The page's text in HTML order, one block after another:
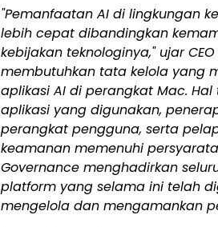
"Pemanfaatan AI di lingkungan
lebih cepat dibandingkan
kebijakan teknologinya," ujar
membutuhkan tata kelola yang
aplikasi AI di perangkat Mac.
aplikasi yang digunakan,
perangkat pengguna, serta
keamanan memenuhi
Governance menghadirkan
platform yang selama ini telah
mengelola dan mengamankan